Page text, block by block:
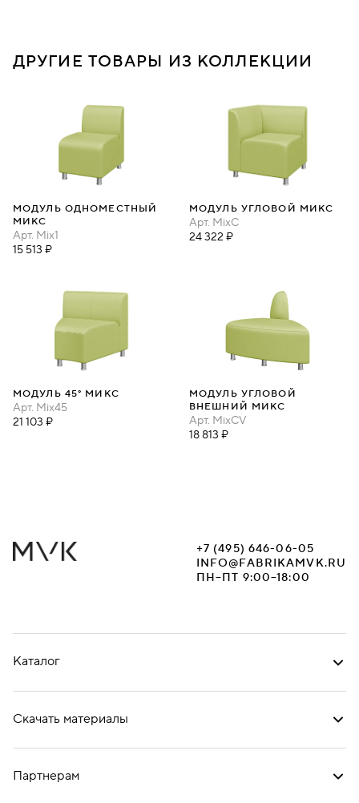
ДРУГИЕ ТОВАРЫ ИЗ КОЛЛЕКЦИИ
МОДУЛЬ ОДНОМЕСТНЫЙ
МИКС
Арт. Mix1
15 513 ₽
МОДУЛЬ УГЛОВОЙ МИКС
Арт. MixC
24 322 ₽
МОДУЛЬ 45° МИКС
Арт. Mix45
21 103 ₽
МОДУЛЬ УГЛОВОЙ
ВНЕШНИЙ МИКС
Арт. MixCV
18 813 ₽
+7 (495) 646-06-05
INFO@FABRIKAMVK.RU
ПН–ПТ 9:00–18:00
Каталог
Скачать материалы
Партнерам